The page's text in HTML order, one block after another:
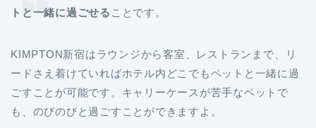
トと一緒に過ごせる ことです。
KIMPTON新宿はラウンジから客室、レストランまで、リ
ードさえ着けていればホテル内どこでもペットと一緒に過
ごすことが可能です。キャリーケースが苦手なペットで
も、のびのびと過ごすことができますよ。